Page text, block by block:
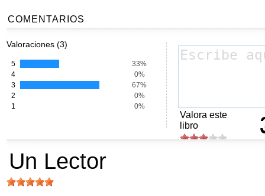
COMENTARIOS
Valoraciones (3)
5
33%
4
0%
3
67%
2
0%
1
0%
Valora este
libro
Un Lector